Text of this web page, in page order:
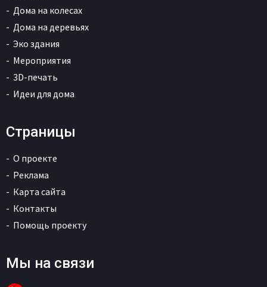
Дома на колесах
Дома на деревьях
Эко здания
Мероприятия
3D-печать
Идеи для дома
Страницы
О проекте
Реклама
Карта сайта
Контакты
Помощь проекту
Мы на связи